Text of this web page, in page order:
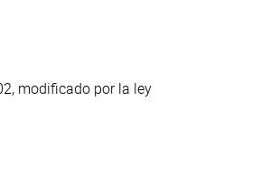
modificado por la ley